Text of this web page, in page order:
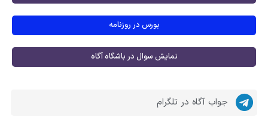
بورس در روزنامه
نمایش سوال در باشگاه آگاه
جواب آگاه در تلگرام